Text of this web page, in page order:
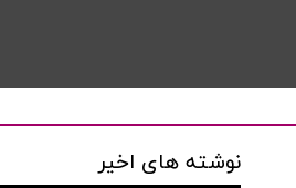
همکاری با ما
نوشته های اخیر